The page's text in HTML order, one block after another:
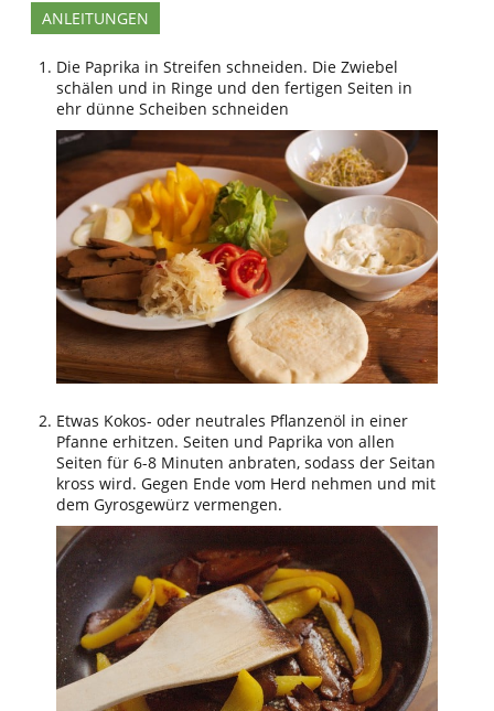
ANLEITUNGEN
Die Paprika in Streifen schneiden. Die Zwiebel
schälen und in Ringe und den fertigen Seiten in
ehr dünne Scheiben schneiden
Etwas Kokos- oder neutrales Pflanzenöl in einer
Pfanne erhitzen. Seiten und Paprika von allen
Seiten für 6-8 Minuten anbraten, sodass der Seitan
kross wird. Gegen Ende vom Herd nehmen und mit
dem Gyrosgewürz vermengen.